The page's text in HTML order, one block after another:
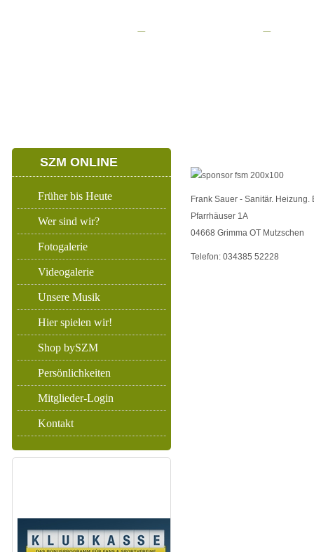
Frank Sauer - Sanitär. Heizung.
Pfarrhäuser 1A
04668 Grimma OT Mutzschen
Telefon: 034385 52228
SZM ONLINE
Früher bis Heute
Wer sind wir?
Fotogalerie
Videogalerie
Unsere Musik
Hier spielen wir!
Shop bySZM
Persönlichkeiten
Mitglieder-Login
Kontakt